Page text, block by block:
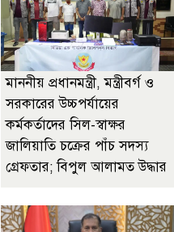
মাননীয় প্রধানমন্ত্রী, মন্ত্রীবর্গ ও
সরকারের উচ্চপর্যায়ের
কর্মকর্তাদের সিল-স্বাক্ষর
জালিয়াতি চক্রের পাঁচ সদস্য
গ্রেফতার; বিপুল আলামত উদ্ধার